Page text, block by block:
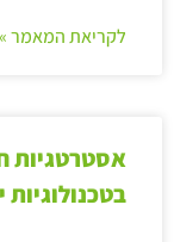
לקריאת המאמר »
אסטרטגיות